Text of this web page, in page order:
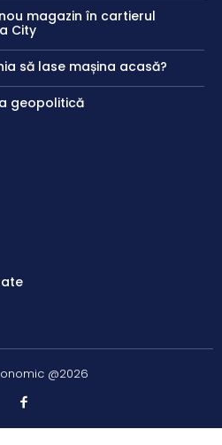
magazin în cartierul
City
să lase mașina acasă?
geopolitică
@2026